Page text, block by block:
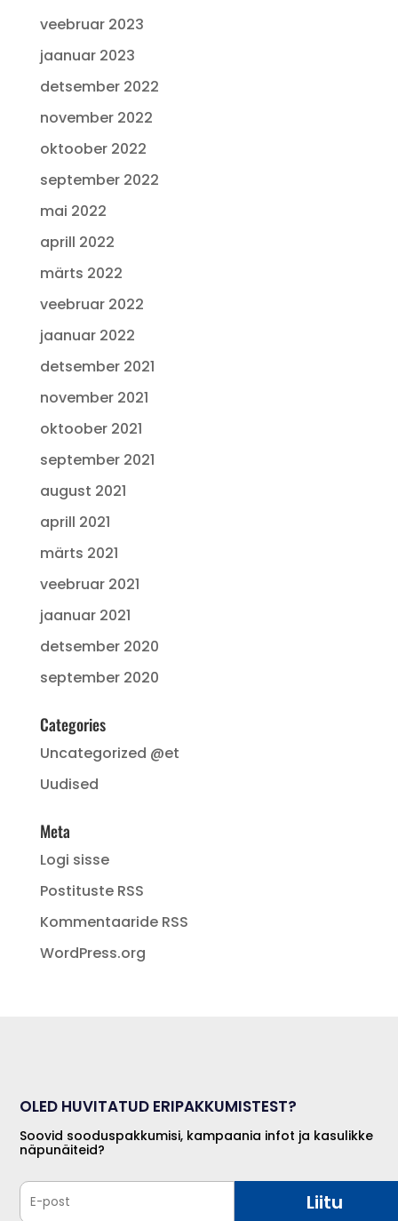
veebruar 2023
jaanuar 2023
detsember 2022
november 2022
oktoober 2022
september 2022
mai 2022
aprill 2022
märts 2022
veebruar 2022
jaanuar 2022
detsember 2021
november 2021
oktoober 2021
september 2021
august 2021
aprill 2021
märts 2021
veebruar 2021
jaanuar 2021
detsember 2020
september 2020
Categories
Uncategorized @et
Uudised
Meta
Logi sisse
Postituste RSS
Kommentaaride RSS
WordPress.org
OLED HUVITATUD ERIPAKKUMISTEST?
Soovid sooduspakkumisi, kampaania infot ja kasulikke
näpunäiteid?
Liitu